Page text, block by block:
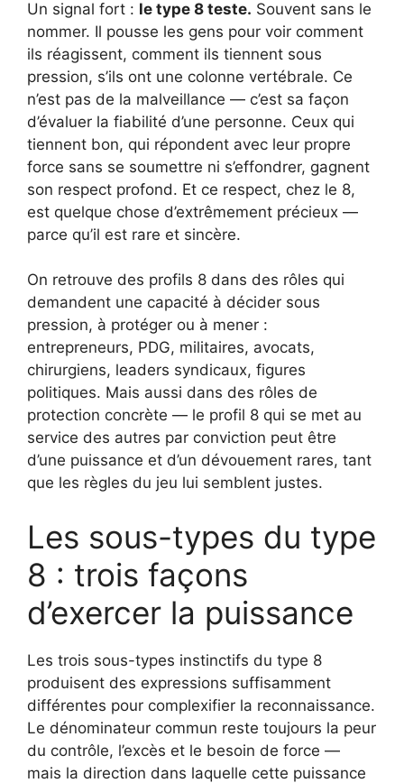
Un signal fort : le type 8 teste. Souvent sans le
nommer. Il pousse les gens pour voir comment
ils réagissent, comment ils tiennent sous
pression, s’ils ont une colonne vertébrale. Ce
n’est pas de la malveillance — c’est sa façon
d’évaluer la fiabilité d’une personne. Ceux qui
tiennent bon, qui répondent avec leur propre
force sans se soumettre ni s’effondrer, gagnent
son respect profond. Et ce respect, chez le 8,
est quelque chose d’extrêmement précieux —
parce qu’il est rare et sincère.
On retrouve des profils 8 dans des rôles qui
demandent une capacité à décider sous
pression, à protéger ou à mener :
entrepreneurs, PDG, militaires, avocats,
chirurgiens, leaders syndicaux, figures
politiques. Mais aussi dans des rôles de
protection concrète — le profil 8 qui se met au
service des autres par conviction peut être
d’une puissance et d’un dévouement rares, tant
que les règles du jeu lui semblent justes.
Les sous-types du type
8 : trois façons
d’exercer la puissance
Les trois sous-types instinctifs du type 8
produisent des expressions suffisamment
différentes pour complexifier la reconnaissance.
Le dénominateur commun reste toujours la peur
du contrôle, l’excès et le besoin de force —
mais la direction dans laquelle cette puissance